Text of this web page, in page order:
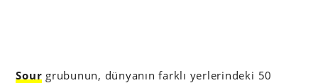
Sour grubunun, dünyanın farklı yerlerindeki 50